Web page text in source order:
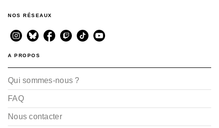
NOS RÉSEAUX
A PROPOS
Qui sommes-nous ?
FAQ
Nous contacter